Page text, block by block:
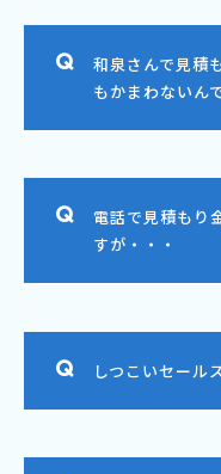
和泉さんで見積
もかまわないん
電話で見積もり
すが・・・
しつこいセール